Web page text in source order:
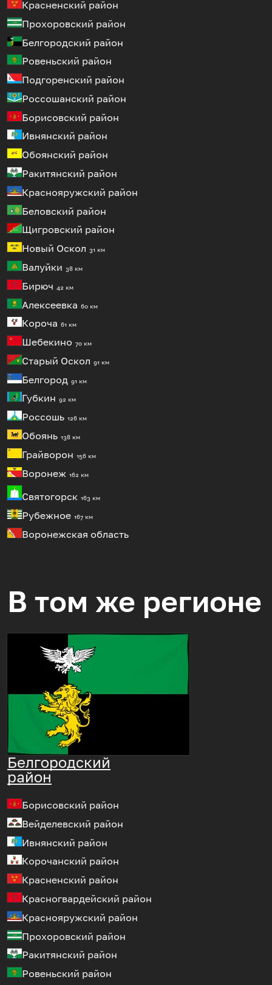
Красненский район
Прохоровский район
Белгородский район
Ровеньский район
Подгоренский район
Россошанский район
Борисовский район
Ивнянский район
Обоянский район
Ракитянский район
Краснояружский район
Беловский район
Щигровский район
Новый Оскол 31 км
Валуйки 38 км
Бирюч 42 км
Алексеевка 60 км
Короча 61 км
Шебекино 70 км
Старый Оскол 91 км
Белгород 91 км
Губкин 92 км
Россошь 126 км
Обоянь 138 км
Грайворон 156 км
Воронеж 162 км
Святогорск 163 км
Рубежное 167 км
Воронежская область
В том же регионе
Белгородский
район
Борисовский район
Вейделевский район
Ивнянский район
Корочанский район
Красненский район
Красногвардейский район
Краснояружский район
Прохоровский район
Ракитянский район
Ровеньский район